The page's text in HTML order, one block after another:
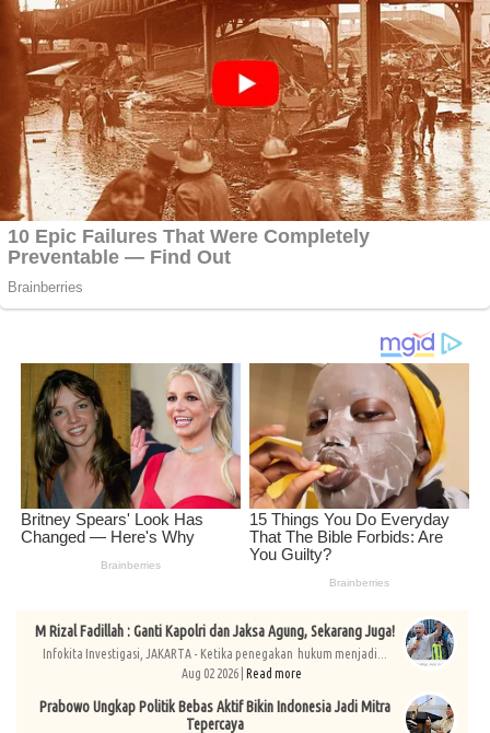
M Rizal Fadillah : Ganti Kapolri dan Jaksa Agung, Sekarang Juga!
Infokita Investigasi, JAKARTA - Ketika penegakan hukum menjadi...
Aug 02 2026 | Read more
Prabowo Ungkap Politik Bebas Aktif Bikin Indonesia Jadi Mitra
Tepercaya